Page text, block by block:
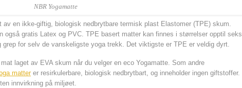
NBR Yogamatte
en ikke-giftig, biologisk nedbrytbare termisk plast Elastomer (TPE) skum.
også gratis Latex og PVC. TPE basert matter kan finnes i størrelser opptil seks
for selv de vanskeligste yoga trekk. Det viktigste er TPE er veldig dyrt.
laget av EVA skum når du velger en eco Yogamatte. Som andre
matter er resirkulerbare, biologisk nedbrytbart, og inneholder ingen giftstoffer. I
innvirkning på miljøet.